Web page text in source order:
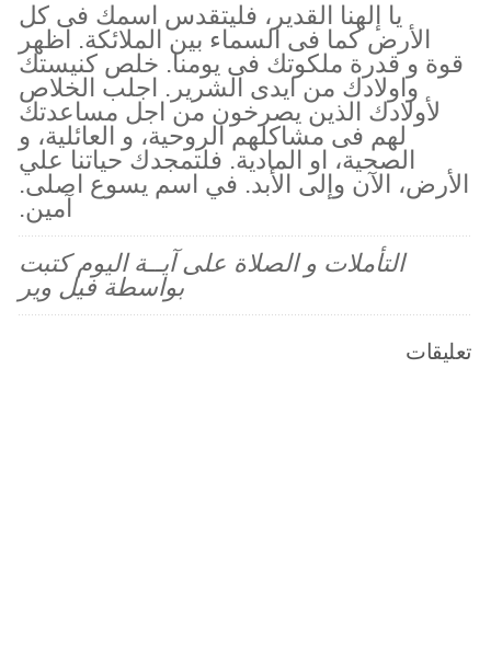
يا إلهنا القدير، فليتقدس اسمك فى كل
الأرض كما فى السماء بين الملائكة. اظهر
قوة و قدرة ملكوتك فى يومنا. خلص كنيستك
واولادك من ايدى الشرير. اجلب الخلاص
لأولادك الذين يصرخون من اجل مساعدتك
لهم فى مشاكلهم الروحية، و العائلية، و
الصحية، او المادية. فلتمجدك حياتنا علي
الأرض، الآن وإلى الأبد. في اسم يسوع اصلى.
آمين.
التأملات و الصلاة على آيــة اليوم كتبت
بواسطة فيل وير
تعليقات